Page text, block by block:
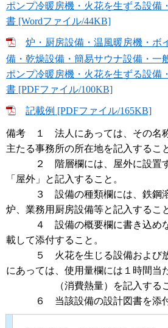
ポンプ冷暖房機・火花を生ずる設備
書 [Wordファイル/44KB]
炉・厨房設備・温風暖房機・ボ
備・乾燥設備・簡易サウナ設備・一
ポンプ冷暖房機・火花を生ずる設備
書 [PDFファイル/100KB]
記載例 [PDFファイル/165KB]
備考 １ 法人にあっては、その名
主たる事務所の所在地を記入するこ
２ 階層欄には、屋外に設置す
「屋外」と記入すること。
３ 設備の種類欄には、鉄鋼溶
炉、業務用厨房設備等と記入するこ
４ 設備の概要欄に書き込めな
載して添付すること。
５ 火花を生じる設備および放
にあっては、使用量欄には１時間当
（消費熱量）を記入するこ
６ 当該設備の設計図書を添付